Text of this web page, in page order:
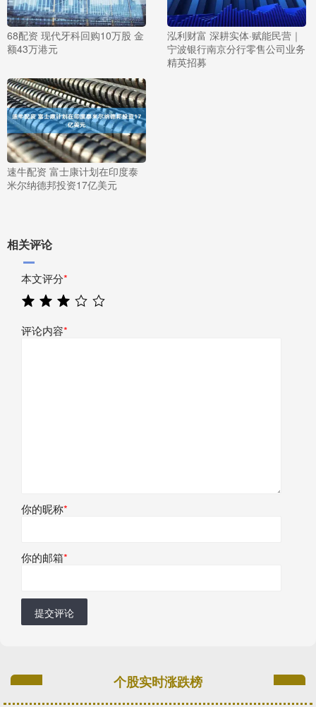
68配资 现代牙科回购10万股 金
额43万港元
泓利财富 深耕实体·赋能民营｜
宁波银行南京分行零售公司业务
精英招募
速牛配资 富士康计划在印度泰
米尔纳德邦投资17亿美元
相关评论
本文评分*
评论内容*
你的昵称*
你的邮箱*
提交评论
个股实时涨跌榜